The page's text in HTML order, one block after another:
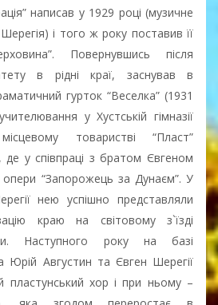
написав у 1929 році (музичне
і того ж року поставив її
Повернувшись після
в рідні краї, заснував в
гурток “Веселка” (1931
у Хустській гімназії
товаристві “Пласт”
де у співпраці з братом Євгеном
опери “Запорожець за Дунаєм”. У
нею успішно представляли
краю на світовому з`їзді
Наступного року на базі
Юрій Августин та Євген Шерегії
пластунський хор і при ньому –